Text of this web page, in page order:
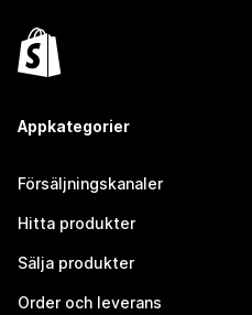
Appkategorier
Försäljningskanaler
Hitta produkter
Sälja produkter
Order och leverans